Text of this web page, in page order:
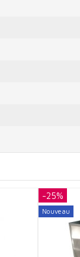
-25%
Nouveau